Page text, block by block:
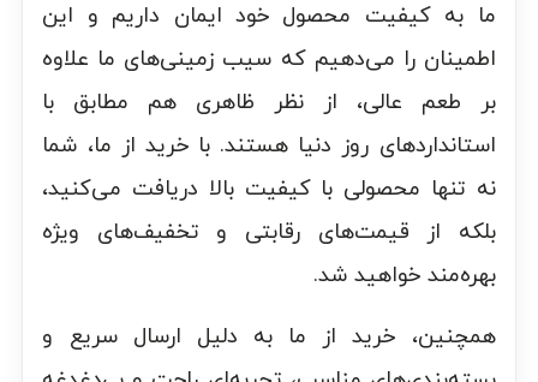
ما به کیفیت محصول خود ایمان داریم و این
اطمینان را می‌دهیم که سیب زمینی‌های ما علاوه
بر طعم عالی، از نظر ظاهری هم مطابق با
استانداردهای روز دنیا هستند. با خرید از ما، شما
نه تنها محصولی با کیفیت بالا دریافت می‌کنید،
بلکه از قیمت‌های رقابتی و تخفیف‌های ویژه
بهره‌مند خواهید شد.
همچنین، خرید از ما به دلیل ارسال سریع و